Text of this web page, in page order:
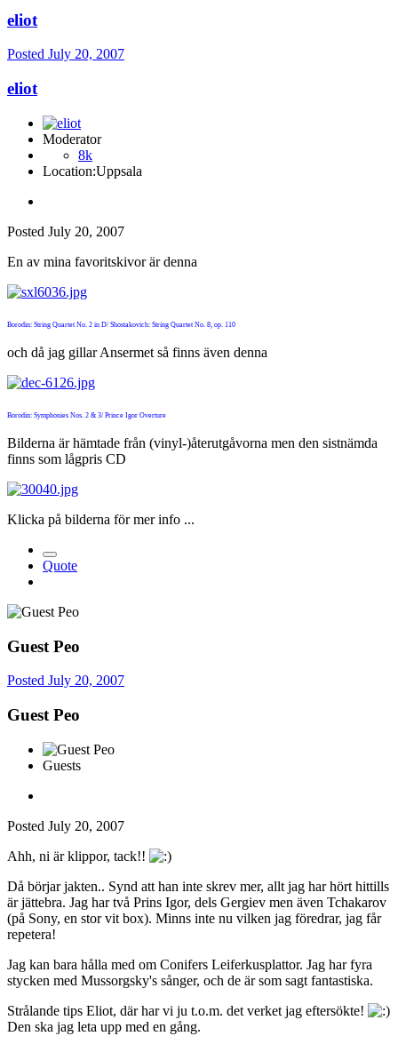
eliot
Posted July 20, 2007
eliot
Moderator
8k
Location:Uppsala
Posted July 20, 2007
En av mina favoritskivor är denna
Borodin: String Quartet No. 2 in D/ Shostakovich: String Quartet No. 8, op. 110
och då jag gillar Ansermet så finns även denna
Borodin: Symphonies Nos. 2 & 3/ Prince Igor Overture
Bilderna är hämtade från (vinyl-)återutgåvorna men den sistnämda
finns som lågpris CD
Klicka på bilderna för mer info ...
Quote
Guest Peo
Posted July 20, 2007
Guest Peo
Guests
Posted July 20, 2007
Ahh, ni är klippor, tack!!
Då börjar jakten.. Synd att han inte skrev mer, allt jag har hört hittills
är jättebra. Jag har två Prins Igor, dels Gergiev men även Tchakarov
(på Sony, en stor vit box). Minns inte nu vilken jag föredrar, jag får
repetera!
Jag kan bara hålla med om Conifers Leiferkusplattor. Jag har fyra
stycken med Mussorgsky's sånger, och de är som sagt fantastiska.
Strålande tips Eliot, där har vi ju t.o.m. det verket jag eftersökte!
Den ska jag leta upp med en gång.